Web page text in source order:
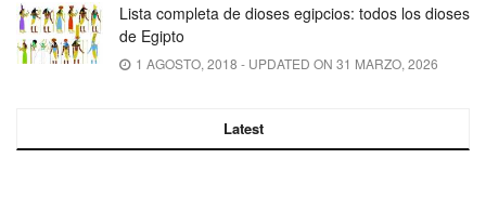
Lista completa de dioses egipcios: todos los dioses
de Egipto
1 AGOSTO, 2018 - UPDATED ON 31 MARZO, 2026
Latest